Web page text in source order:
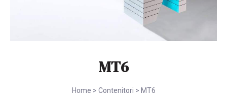
MT6
Home > Contenitori > MT6